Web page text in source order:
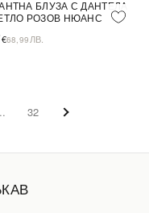
БРОЙКА
БЛУЗА С ДАНТЕЛА
РОЗОВ НЮАНС
€68,99 ЛВ.
32